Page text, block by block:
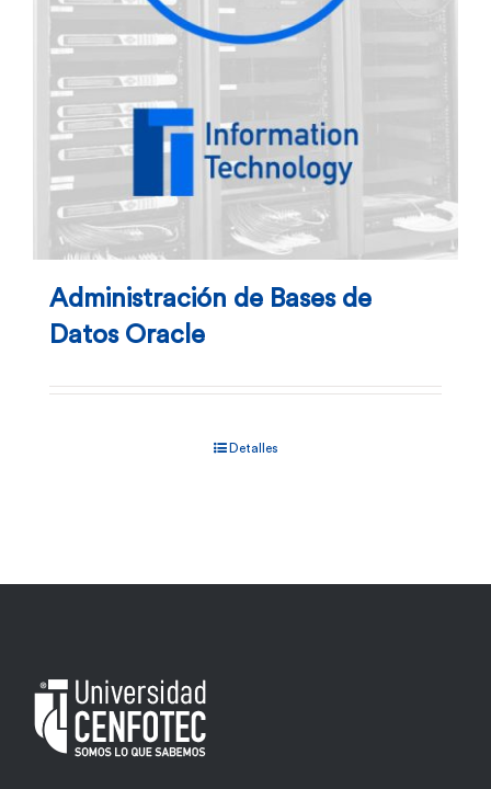
Administración de Bases de
Datos Oracle
Detalles